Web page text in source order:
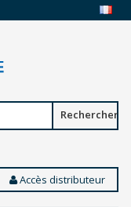
Rechercher
Accès distributeur